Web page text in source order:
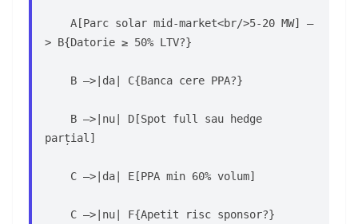
> B{Datorie ≥ 50% LTV?}
    B –>|da| C{Banca cere PPA?}
parțial]
    C –>|da| E[PPA min 60% volum]
    C –>|nu| F{Apetit risc sponsor?}